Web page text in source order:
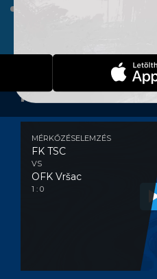
MÉRKŐZÉSELEMZÉS
MÉRKŐZÉSELEMZÉS
FK TSC
VS
OFK Vršac
1 : 0